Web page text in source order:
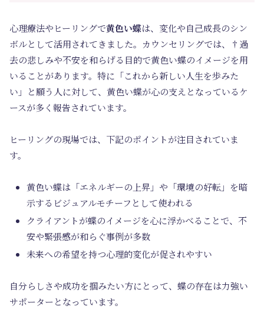
心理療法やヒーリングで黄色い蝶は、変化や自己成長のシン
ボルとして活用されてきました。カウンセリングでは、†過
去の悲しみや不安を和らげる目的で黄色い蝶のイメージを用
いることがあります。特に「これから新しい人生を歩みた
い」と願う人に対して、黄色い蝶が心の支えとなっているケ
ースが多く報告されています。
ヒーリングの現場では、下記のポイントが注目されていま
す。
黄色い蝶は「エネルギーの上昇」や「環境の好転」を暗
示するビジュアルモチーフとして使われる
クライアントが蝶のイメージを心に浮かべることで、不
安や緊張感が和らぐ事例が多数
未来への希望を持つ心理的変化が促されやすい
自分らしさや成功を掴みたい方にとって、蝶の存在は力強い
サポーターとなっています。